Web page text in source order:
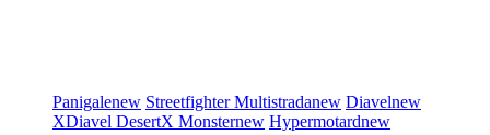
Panigalenew StreetfighterMultistradanew Diavelnew
XDiavel DesertX Monsternew Hypermotardnew